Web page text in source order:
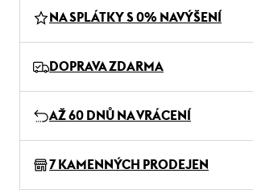
NA SPLÁTKY S 0% NAVÝŠENÍ
DOPRAVA ZDARMA
AŽ 60 DNŮ NA VRÁCENÍ
7 KAMENNÝCH PRODEJEN